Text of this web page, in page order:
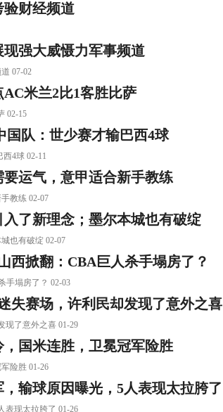
验财经频道
强大威慑力军事频道
07-02
AC米兰2比1客胜比萨
02-15
国队：世少赛才输巴西4球
4球 02-11
运气，意甲适合新手教练
教练 02-07
了新理念；墨尔本城也有破绽
也有破绽 02-07
西掀翻：CBA巨人杀手塌房了？
手塌房了？ 02-03
失赛场，许利民却发现了意外之喜
现了意外之喜 01-29
国米连胜，卫冕冠军险胜
险胜 01-26
输球原因曝光，5人表现太拉胯了
表现太拉胯了 01-26